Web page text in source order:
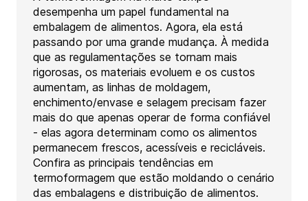
desempenha um papel fundamental na
embalagem de alimentos. Agora, ela está
passando por uma grande mudança. À medida
que as regulamentações se tornam mais
rigorosas, os materiais evoluem e os custos
aumentam, as linhas de moldagem,
enchimento/envase e selagem precisam fazer
mais do que apenas operar de forma confiável
- elas agora determinam como os alimentos
permanecem frescos, acessíveis e recicláveis.
Confira as principais tendências em
termoformagem que estão moldando o cenário
das embalagens e distribuição de alimentos.